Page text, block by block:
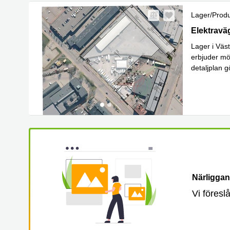
Lager/
Lager i
erbjuder
detaljplan
Vi